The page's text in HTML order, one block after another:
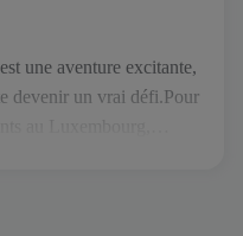
une aventure excitante,
devenir un vrai défi.Pour